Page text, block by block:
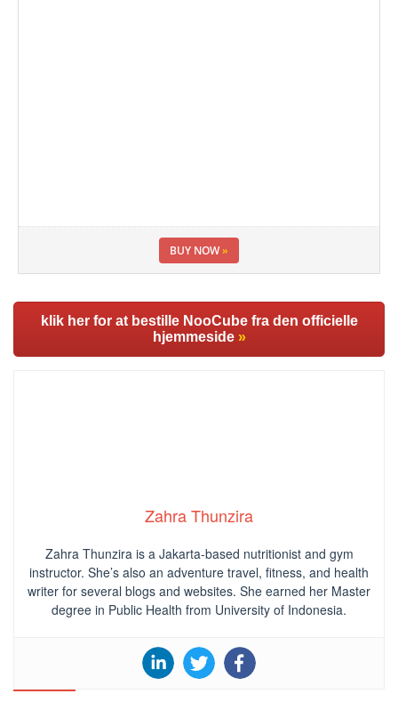
BUY NOW»
klik her for at bestille NooCube fra den officielle
hjemmeside »
Zahra Thunzira
Zahra Thunzira is a Jakarta-based nutritionist and gym
instructor. She’s also an adventure travel, fitness, and health
writer for several blogs and websites. She earned her Master
degree in Public Health from University of Indonesia.